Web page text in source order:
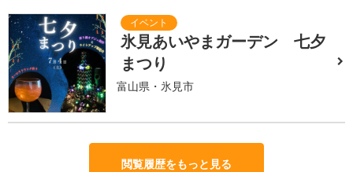
氷見あいやまガーデン 七夕
まつり
富山県・氷見市
閲覧履歴をもっと見る